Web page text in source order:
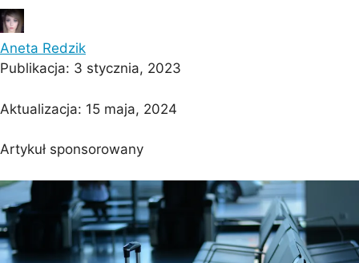
Aneta Redzik
Publikacja: 3 stycznia, 2023
Aktualizacja: 15 maja, 2024
Artykuł sponsorowany